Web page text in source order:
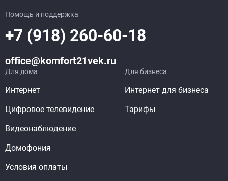
Помощь и поддержка
+7 (918) 260-60-18
office@komfort21vek.ru
Для дома
Интернет
Цифровое телевидение
Видеонаблюдение
Домофония
Условия оплаты
Для бизнеса
Интернет для бизнеса
Тарифы